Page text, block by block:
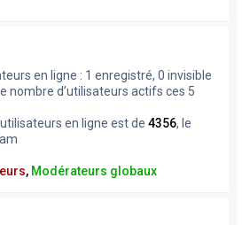
en ligne : 1 enregistré, 0 invisible
nombre d’utilisateurs actifs ces 5
en ligne est de 4356, le
, Modérateurs globaux